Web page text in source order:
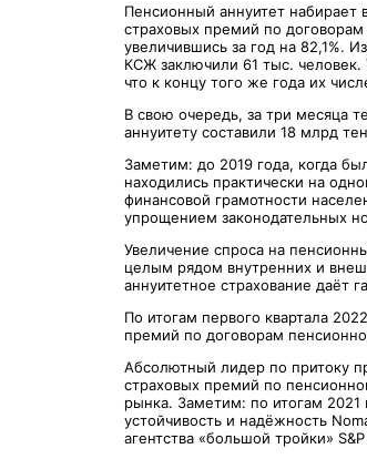
Пенсионный аннуитет набирает
страховых премий по
увеличившись за год на 82,1%.
КСЖ заключили 61 тыс.
что к концу того же года их
В свою очередь, за три месяца
аннуитету составили 18 млрд
Заметим: до 2019 года, когда
находились практически на
финансовой грамотности
упрощением законодательных
Увеличение спроса на
целым рядом внутренних и
аннуитетное страхование даёт
По итогам первого квартала
премий по договорам
Абсолютный лидер по притоку
страховых премий по
рынка. Заметим: по итогам 2021
устойчивость и надёжность
агентства «большой тройки»